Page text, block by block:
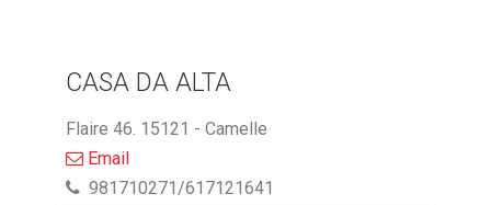
CASA DA ALTA
Flaire 46. 15121 - Camelle
Email
981710271/617121641